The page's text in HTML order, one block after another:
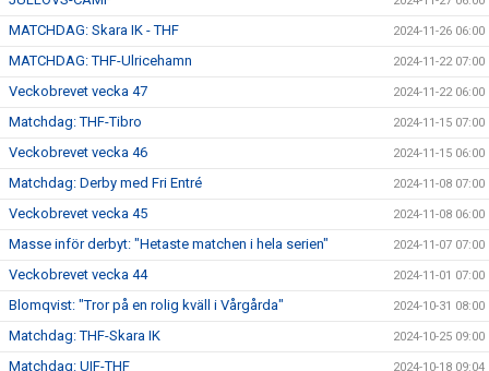
MATCHDAG: Skara IK - THF 2024-11-26 06:00
MATCHDAG: THF-Ulricehamn 2024-11-22 07:00
Veckobrevet vecka 47 2024-11-22 06:00
Matchdag: THF-Tibro 2024-11-15 07:00
Veckobrevet vecka 46 2024-11-15 06:00
Matchdag: Derby med Fri Entré 2024-11-08 07:00
Veckobrevet vecka 45 2024-11-08 06:00
Masse inför derbyt: "Hetaste matchen i hela serien" 2024-11-07 07:00
Veckobrevet vecka 44 2024-11-01 07:00
Blomqvist: "Tror på en rolig kväll i Vårgårda" 2024-10-31 08:00
Matchdag: THF-Skara IK 2024-10-25 09:00
Matchdag: UIF-THF 2024-10-18 09:04